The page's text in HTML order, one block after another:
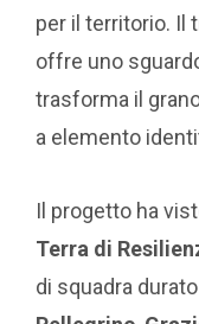
per il territorio. Il
offre uno
trasforma il
a elemento
Il progetto ha
Terra di
di squadra